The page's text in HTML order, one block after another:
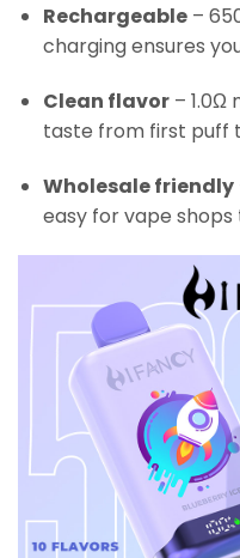
Rechargeable–
charging ensures
Clean flavor– 1.0Ω
taste from first puff
Wholesale friendly
easy for vape shops